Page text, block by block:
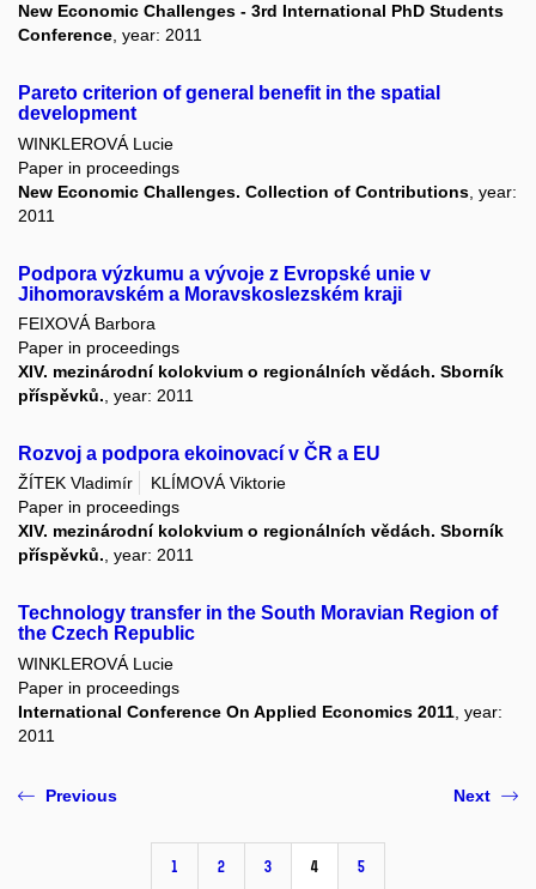
New Economic Challenges - 3rd International PhD Students
Conference, year: 2011
Pareto criterion of general benefit in the spatial
development
WINKLEROVÁ Lucie
Paper in proceedings
New Economic Challenges. Collection of Contributions , year:
2011
Podpora výzkumu a vývoje z Evropské unie v
Jihomoravském a Moravskoslezském kraji
FEIXOVÁ Barbora
Paper in proceedings
XIV. mezinárodní kolokvium o regionálních vědách. Sborník
příspěvků. , year: 2011
Rozvoj a podpora ekoinovací v ČR a EU
ŽÍTEK Vladimír
KLÍMOVÁ Viktorie
Paper in proceedings
XIV. mezinárodní kolokvium o regionálních vědách. Sborník
příspěvků., year: 2011
Technology transfer in the South Moravian Region of
the Czech Republic
WINKLEROVÁ Lucie
Paper in proceedings
International Conference On Applied Economics 2011 , year:
2011
Previous
1 2 3 4 5
Next